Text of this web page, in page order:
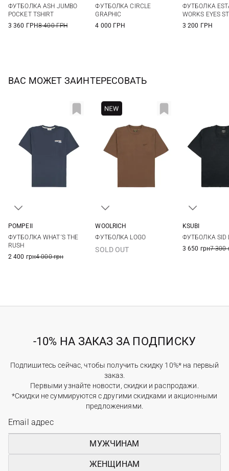
ФУТБОЛКА ASH JUMBO
POCKET TSHIRT
3 360 ГРН8 400 ГРН
ФУТБОЛКА CIRCLE
GRAPHIC
4 000 ГРН
ФУТБОЛКА
WORKS EYES
3 200 ГРН
ВАС МОЖЕТ ЗАИНТЕРЕСОВАТЬ
POMPEII
ФУТБОЛКА WHAT´S THE
RUSH
2 400 грн4 000 грн
WOOLRICH
ФУТБОЛКА LOGO
SOLD OUT
KSUBI
ФУТБОЛКА SID
3 650 грн7 300
-10% НА ЗАКАЗ ЗА ПОДПИСКУ
Подпишитесь сейчас, чтобы получить скидку 10%* на первый
заказ.
Первыми узнайте новости, скидки и распродажи.
*Скидки не суммируются с другими скидками и акционными
предложениями.
МУЖЧИНАМ
ЖЕНЩИНАМ